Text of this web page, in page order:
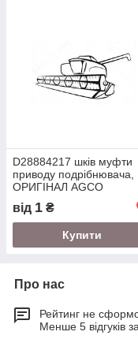
D28884217 шків муфти
приводу подрібнювача,
ОРИГІНАЛ AGCO
від 1 ₴
Купити
Про нас
Рейтинг не
Менше 5 відгуків